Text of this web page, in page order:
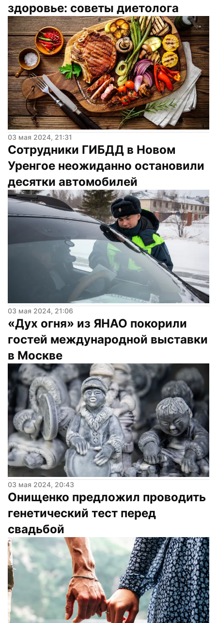
здоровье: советы диетолога
03 мая 2024, 21:31
Сотрудники ГИБДД в Новом
Уренгое неожиданно остановили
десятки автомобилей
03 мая 2024, 21:06
«Дух огня» из ЯНАО покорили
гостей международной выставки
в Москве
03 мая 2024, 20:43
Онищенко предложил проводить
генетический тест перед
свадьбой